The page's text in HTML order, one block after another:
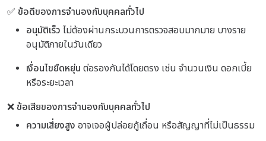
✅ ข้อดีของการจำนองกับบุคคลทั่วไป
อนุมัติเร็ว ไม่ต้องผ่านกระบวนการตรวจสอบมากมาย บางราย
อนุมัติภายในวันเดียว
เงื่อนไขยืดหยุ่น ต่อรองกันได้โดยตรง เช่น จำนวนเงิน ดอกเบี้ย
หรือระยะเวลา
❌ ข้อเสียของการจำนองกับบุคคลทั่วไป
ความเสี่ยงสูง อาจเจอผู้ปล่อยกู้เถื่อน หรือสัญญาที่ไม่เป็นธรรม